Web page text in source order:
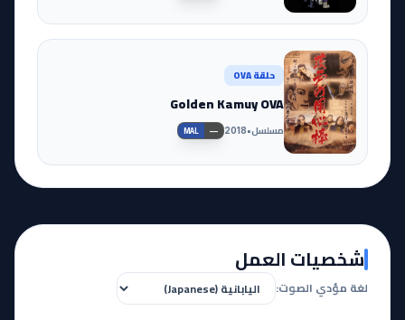
حلقة OVA
Golden Kamuy OVA
مسلسل•
2018
MAL —
شخصيات العمل
لغة مؤدي الصوت: